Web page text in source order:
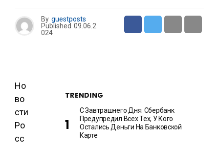
By guestposts
Published 09.06.2
024
Но
во
сти
Ро
сс
TRENDING
С Завтрашнего Дня. Сбербанк
Предупредил Всех Тех, У Кого
Остались Деньги На Банковской
Карте